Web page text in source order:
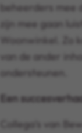
beheerders mee
zijn mee gaan
Woonwinkel.
van de ander
ondersteunen.
Een
Collega’s van